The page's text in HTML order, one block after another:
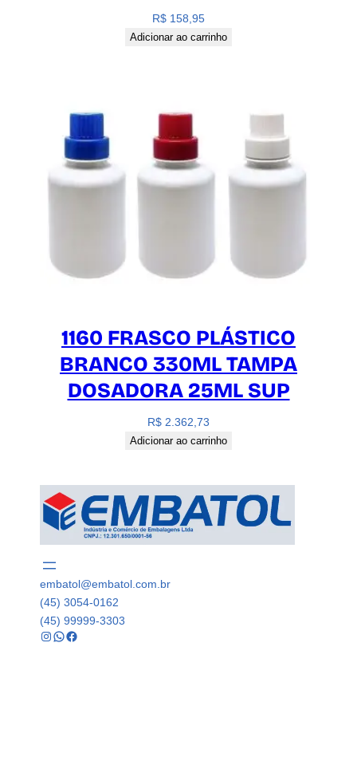
R$ 158,95
Adicionar ao carrinho
1160 FRASCO PLÁSTICO
BRANCO 330ML TAMPA
DOSADORA 25ML SUP
R$ 2.362,73
Adicionar ao carrinho
embatol@embatol.com.br
(45) 3054-0162
(45) 99999-3303
Instagram WhatsApp Facebook